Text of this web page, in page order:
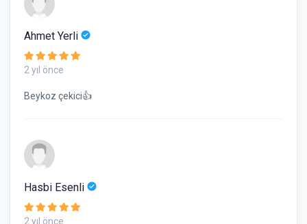
Ahmet Yerli
2 yıl önce
Beykoz çekici👍
Hasbi Esenli
2 yıl önce